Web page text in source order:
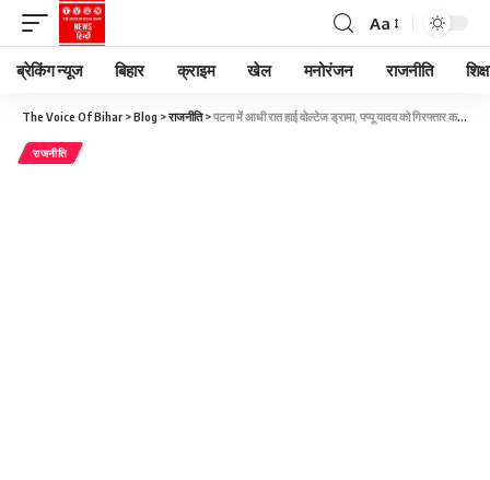
Aa
ब्रेकिंग न्यूज बिहार क्राइम खेल मनोरंजन राजनीति
The Voice Of Bihar >Blog >राजनीति>पटना में आधी रात हाई वोल्टेज ड्रामा, पप्पू यादव को गिरफ्तार करने के लिए पुलिस को कैसे करनी पड़ी मशक्कत?
राजनीति